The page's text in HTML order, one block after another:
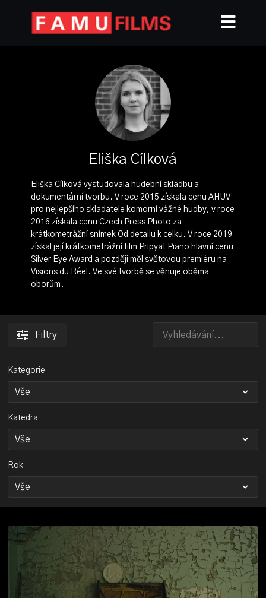
Eliška Cílková
Eliška Cílková vystudovala hudební skladbu a
dokumentární tvorbu. V roce 2015 získala cenu AHUV
pro nejlepšího skladatele komorní vážné hudby, v roce
2016 získala cenu Czech Press Photo za
krátkometrážní snímek Od detailu k celku. V roce 2019
získal její krátkometrážní film Pripyat Piano hlavní cenu
Silver Eye Award a později měl světovou premiéru na
Visions du Réel. Ve své tvorbě se věnuje oběma
oborům.
Filtry
Kategorie
Katedra
Rok